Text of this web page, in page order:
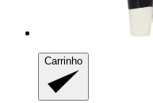
Carrinho